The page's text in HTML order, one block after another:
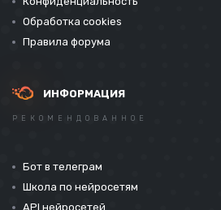
Обработка cookies
Правила форума
ИНФОРМАЦИЯ
РЕКОМЕНДОВАННОЕ
Бот в телеграм
Школа по нейросетям
API нейросетей